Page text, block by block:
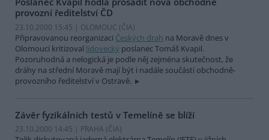
provozní ředitelství ČD
23.10.2000 15:45 | OLOMOUC (ČIA)
Připravovanou reorganizaci Českých drah na Moravě dnes v
Olomouci kritizoval lidovecký poslanec Tomáš Kvapil.
Pozoruhodná a nelogická je podle něj zejména skutečnost, že
dráhy na střední Moravě mají být i nadále součástí obchodně-
provozního ředitelství v Ostravě.
Závěr fyzikálních testů v Temelíně se blíží
23.10.2000 14:45 | PRAHA (ČIA)